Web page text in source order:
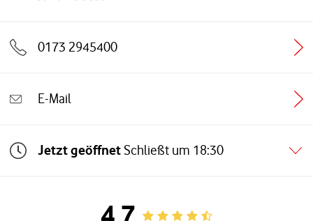
0173 2945400
E-Mail
Jetzt geöffnet Schließt um 18:30
Rating 4.7